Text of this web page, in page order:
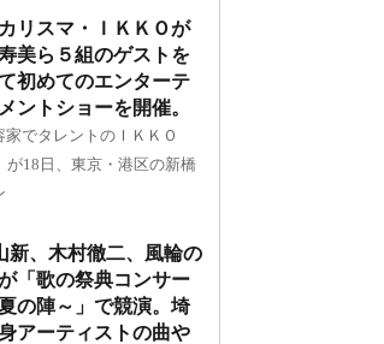
リスマ・ＩＫＫＯが
美ら５組のゲストを
初めてのエンターテ
ントショーを開催。
でタレントのＩＫＫＯ
が18日、東京・港区の新橋
新、木村徹二、風輪の
「歌の祭典コンサー
夏の陣～」で競演。埼
アーティストの曲や